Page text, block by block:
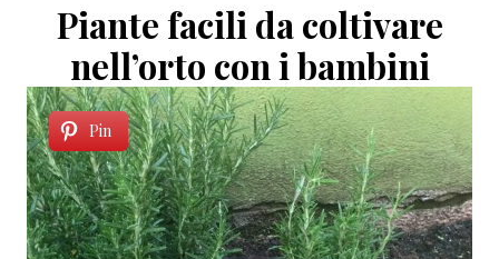
Piante facili da coltivare
nell’orto con i bambini
Pin